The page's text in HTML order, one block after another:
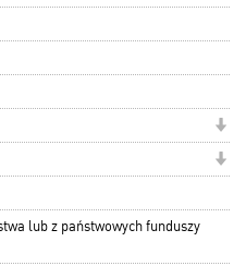
lub z państwowych funduszy